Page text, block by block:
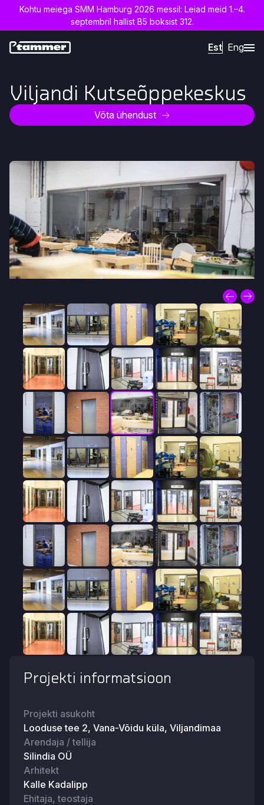
Kohtu meiega SMM Hamburg 2026 messil: Leiad meid 1.–4.
septembril hallist B5 boksist 312.
Est Eng
Viljandi Kutseõppekeskus
Võta ühendust
Projekti informatsioon
Projekti asukoht
Looduse tee 2, Vana-Võidu küla, Viljandimaa
Arendaja / tellija
Silindia OÜ
Arhitekt
Kalle Kadalipp
Ehitaja, teostaja